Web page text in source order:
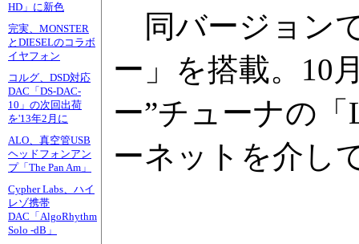
HD」に新色
完実、MONSTER
とDIESELのコラボ
イヤフォン
コルグ、DSD対応
DAC「DS-DAC-
10」の次回出荷
を'13年2月に
ALO、真空管USB
ヘッドフォンアン
プ「The Pan Am」
Cypher Labs、ハイ
レゾ携帯
DAC「AlgoRhythm
Solo -dB」
同バージョン
ー」を搭載。10
ー”チューナの
ーネットを介し